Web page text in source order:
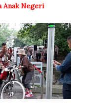
Anak Negeri